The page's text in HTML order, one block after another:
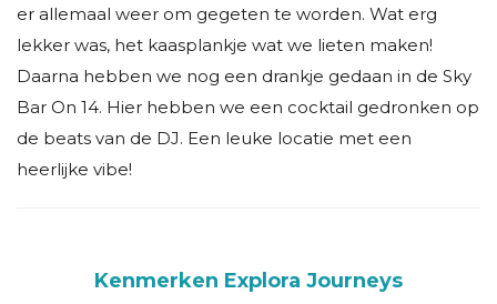
er allemaal weer om gegeten te worden. Wat erg
lekker was, het kaasplankje wat we lieten maken!
Daarna hebben we nog een drankje gedaan in de Sky
Bar On 14. Hier hebben we een cocktail gedronken op
de beats van de DJ. Een leuke locatie met een
heerlijke vibe!
Kenmerken Explora Journeys